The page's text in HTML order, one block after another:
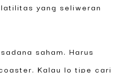
yang seliweran
saham. Harus
Kalau lo tipe cari